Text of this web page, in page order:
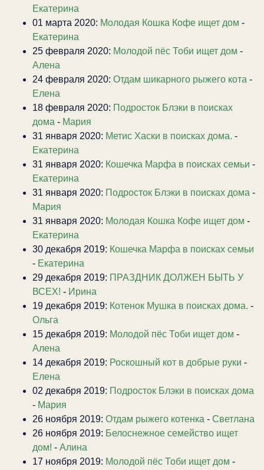
Екатерина
01 марта 2020: Молодая Кошка Кофе ищет дом -
Екатерина
25 февраля 2020: Молодой пёс Тоби ищет дом -
Алена
24 февраля 2020: Отдам шикарного рыжего кота -
Елена
18 февраля 2020: Подросток Блэки в поисках
дома - Мария
31 января 2020: Метис Хаски в поисках дома. -
Екатерина
31 января 2020: Кошечка Марфа в поисках семьи -
Екатерина
31 января 2020: Подросток Блэки в поисках дома -
Мария
31 января 2020: Молодая Кошка Кофе ищет дом -
Екатерина
30 декабря 2019: Кошечка Марфа в поисках семьи
- Екатерина
29 декабря 2019: ПРАЗДНИК ДОЛЖЕН БЫТЬ У
ВСЕХ! - Ирина
19 декабря 2019: Котенок Мушка в поисках дома. -
Ольга
15 декабря 2019: Молодой пёс Тоби ищет дом -
Алена
14 декабря 2019: Роскошный кот в добрые руки -
Елена
02 декабря 2019: Подросток Блэки в поисках дома
- Мария
26 ноября 2019: Отдам рыжего котенка - Светлана
26 ноября 2019: Белоснежное семейство ищет
дом! - Алина
17 ноября 2019: Молодой пёс Тоби ищет дом -